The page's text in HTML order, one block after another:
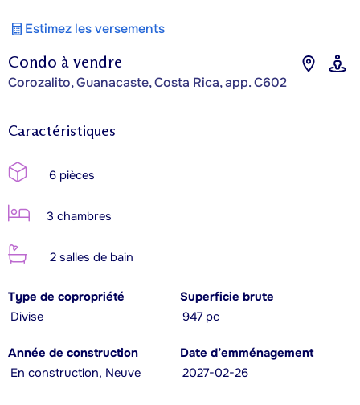
Condo à vendre
Corozalito, Guanacaste, Costa Rica, app. C602
Estimez les versements
Caractéristiques
6 pièces
3 chambres
2 salles de bain
Type de copropriété
Divise
Superficie brute
947 pc
Année de construction
En construction, Neuve
Date d’emménagement
2027-02-26